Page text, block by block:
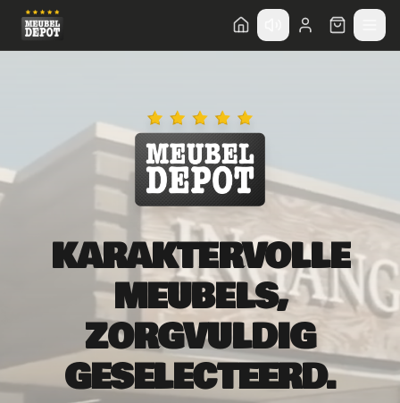
KARAKTERVOLLE
MEUBELS,
ZORGVULDIG
GESELECTEERD.